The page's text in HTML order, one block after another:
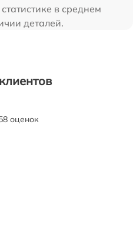
в среднем
деталей.
оценок